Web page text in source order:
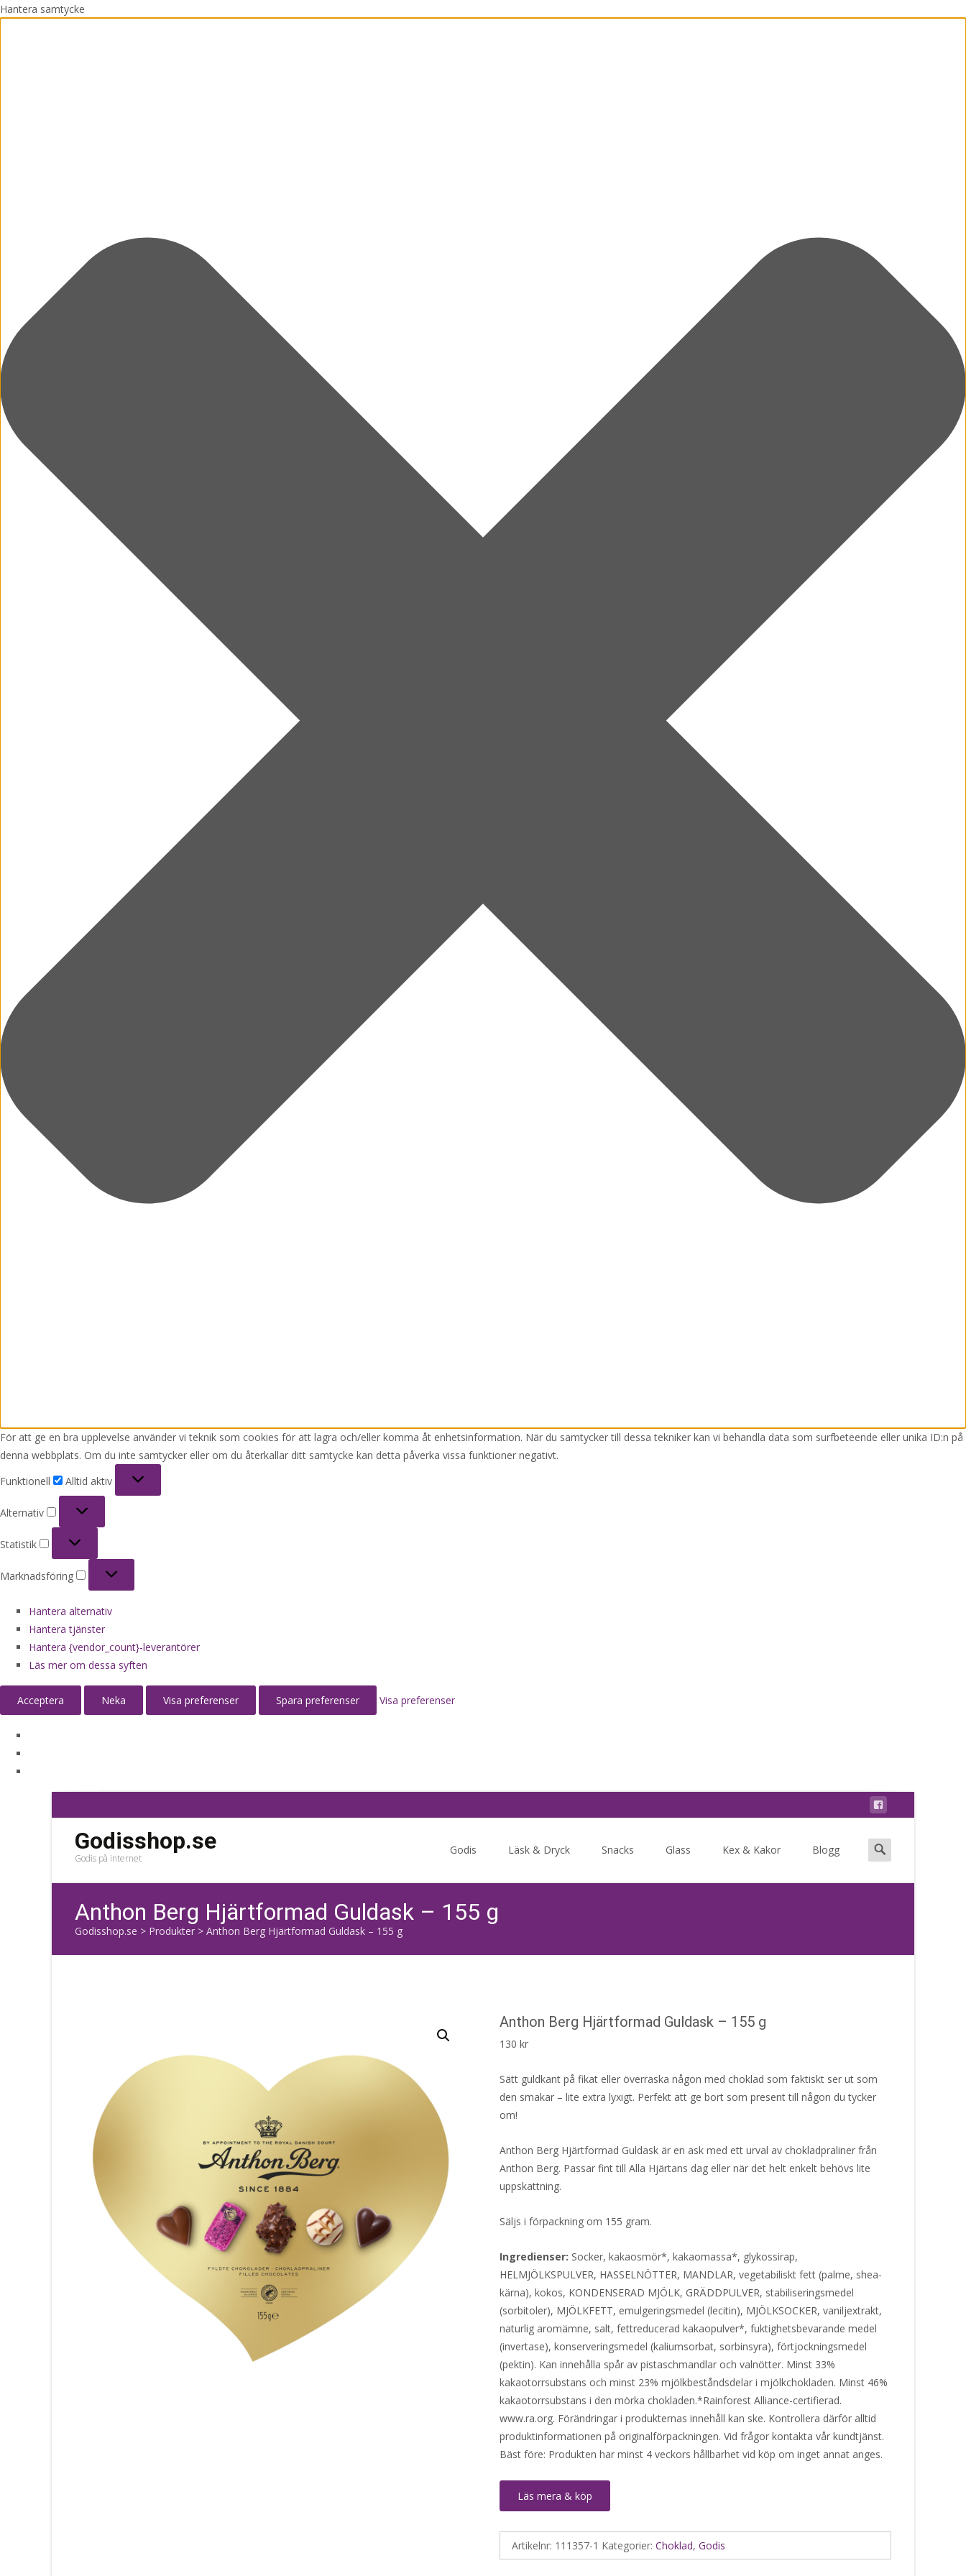
Hantera samtycke
För att ge en bra upplevelse använder vi teknik som cookies för att lagra och/eller komma åt enhetsinformation. När du samtycker till dessa tekniker kan vi behandla data som surfbeteende eller unika ID:n på
denna webbplats. Om du inte samtycker eller om du återkallar ditt samtycke kan detta påverka vissa funktioner negativt.
Funktionell
Alltid aktiv
Alternativ
Statistik
Marknadsföring
Hantera alternativ
Hantera tjänster
Hantera {vendor_count}-leverantörer
Läs mer om dessa syften
Acceptera Neka Visa preferenser Spara preferenser Visa preferenser
Godisshop.se
Godis på internet
Godis Läsk & Dryck Snacks Glass Kex & Kakor Blogg
Search
for:
Anthon Berg Hjärtformad Guldask – 155 g
Godisshop.se > Produkter > Anthon Berg Hjärtformad Guldask – 155 g
Anthon Berg Hjärtformad Guldask – 155 g
130 kr
Sätt guldkant på fikat eller överraska någon med choklad som faktiskt ser ut som
den smakar – lite extra lyxigt. Perfekt att ge bort som present till någon du tycker
om!
Anthon Berg Hjärtformad Guldask är en ask med ett urval av chokladpraliner från
Anthon Berg. Passar fint till Alla Hjärtans dag eller när det helt enkelt behövs lite
uppskattning.
Säljs i förpackning om 155 gram.
Ingredienser: Socker, kakaosmör*, kakaomassa*, glykossirap,
HELMJÖLKSPULVER, HASSELNÖTTER, MANDLAR, vegetabiliskt fett (palme, shea-
kärna), kokos, KONDENSERAD MJÖLK, GRÄDDPULVER, stabiliseringsmedel
(sorbitoler), MJÖLKFETT, emulgeringsmedel (lecitin), MJÖLKSOCKER, vaniljextrakt,
naturlig aromämne, salt, fettreducerad kakaopulver*, fuktighetsbevarande medel
(invertase), konserveringsmedel (kaliumsorbat, sorbinsyra), förtjockningsmedel
(pektin). Kan innehålla spår av pistaschmandlar och valnötter. Minst 33%
kakaotorrsubstans och minst 23% mjölkbeståndsdelar i mjölkchokladen. Minst 46%
kakaotorrsubstans i den mörka chokladen.*Rainforest Alliance-certifierad.
www.ra.org. Förändringar i produkternas innehåll kan ske. Kontrollera därför alltid
produktinformationen på originalförpackningen. Vid frågor kontakta vår kundtjänst.
Bäst före: Produkten har minst 4 veckors hållbarhet vid köp om inget annat anges.
Läs mera & köp
Artikelnr: 111357-1 Kategorier: Choklad, Godis